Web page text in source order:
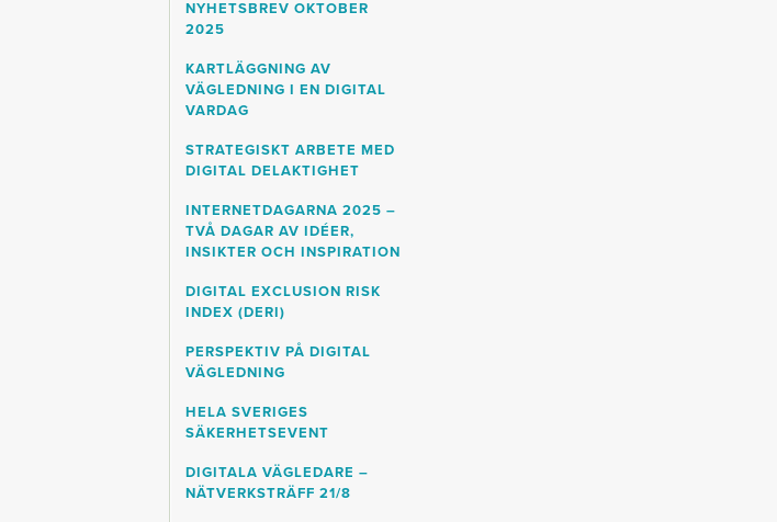
NYHETSBREV OKTOBER
2025
KARTLÄGGNING AV
VÄGLEDNING I EN DIGITAL
VARDAG
STRATEGISKT ARBETE MED
DIGITAL DELAKTIGHET
INTERNETDAGARNA 2025 –
TVÅ DAGAR AV IDÉER,
INSIKTER OCH INSPIRATION
DIGITAL EXCLUSION RISK
INDEX (DERI)
PERSPEKTIV PÅ DIGITAL
VÄGLEDNING
HELA SVERIGES
SÄKERHETSEVENT
DIGITALA VÄGLEDARE –
NÄTVERKSTRÄFF 21/8